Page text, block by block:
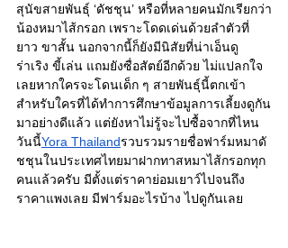
สุนัขสายพันธุ์ ‘ดัชชุน’ หรือที่หลายคนมักเรียกว่า
น้องหมาไส้กรอก เพราะโดดเด่นด้วยลำตัวที่
ยาว ขาสั้น นอกจากนี้ก็ยังมีนิสัยที่น่าเอ็นดู
ร่าเริง ขี้เล่น แถมยังซื่อสัตย์อีกด้วย ไม่แปลกใจ
เลยหากใครจะโดนเด็ก ๆ สายพันธุ์นี้ตกเข้า
สำหรับใครที่ได้ทำการศึกษาข้อมูลการเลี้ยงดูกัน
มาอย่างดีแล้ว แต่ยังหาไม่รู้จะไปซื้อจากที่ไหน
วันนี้Yora Thailandรวบรวมรายชื่อฟาร์มหมาดั
ชชุนในประเทศไทยมาฝากทาสหมาไส้กรอกทุก
คนแล้วครับ มีตั้งแต่ราคาย่อมเยาว์ไปจนถึง
ราคาแพงเลย มีฟาร์มอะไรบ้าง ไปดูกันเลย